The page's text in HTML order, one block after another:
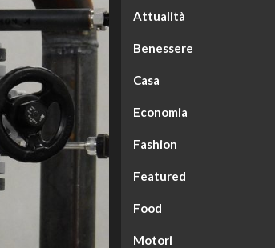
Attualità
Benessere
Casa
Economia
Fashion
Featured
Food
Motori